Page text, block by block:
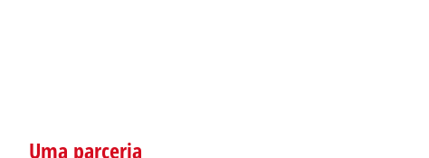
Uma parceria